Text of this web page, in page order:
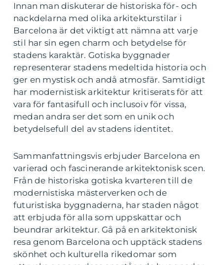
Innan man diskuterar de historiska för- och
nackdelarna med olika arkitekturstilar i
Barcelona är det viktigt att nämna att varje
stil har sin egen charm och betydelse för
stadens karaktär. Gotiska byggnader
representerar stadens medeltida historia och
ger en mystisk och andå atmosfär. Samtidigt
har modernistisk arkitektur kritiserats för att
vara för fantasifull och inclusoiv för vissa,
medan andra ser det som en unik och
betydelsefull del av stadens identitet.
Sammanfattningsvis erbjuder Barcelona en
varierad och fascinerande arkitektonisk scen.
Från de historiska gotiska kvarteren till de
modernistiska mästerverken och de
futuristiska byggnaderna, har staden något
att erbjuda för alla som uppskattar och
beundrar arkitektur. Gå på en arkitektonisk
resa genom Barcelona och upptäck stadens
skönhet och kulturella rikedomar som